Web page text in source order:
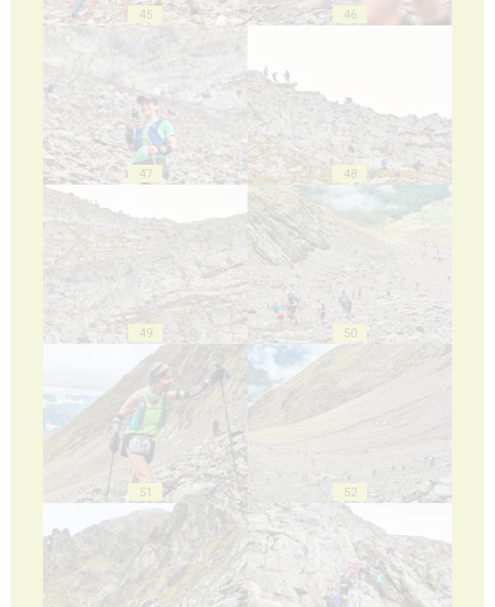
45 46
47 48
49 50
51 52